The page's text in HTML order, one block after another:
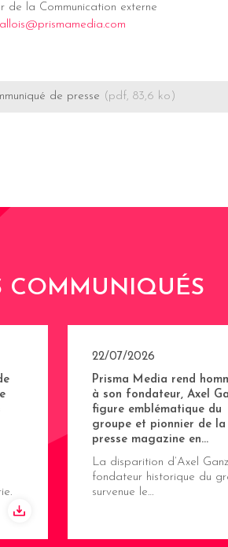
de la Communication externe
de presse (pdf, 83,6 ko)
COMMUNIQUÉS
22/07/2026
Prisma Media rend
à son fondateur, Axel
figure emblématique du
groupe et pionnier de la
presse magazine en…
La disparition d’Axel
fondateur historique du
survenue le…